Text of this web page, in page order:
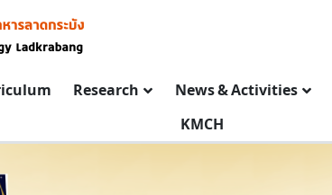
Research News & Activities
KMCH